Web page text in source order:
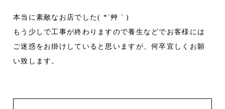
本当に素敵なお店でした( *´艸｀)
もう少しで工事が終わりますので養生などでお客様には
ご迷惑をお掛けしていると思いますが、何卒宜しくお願
い致します。